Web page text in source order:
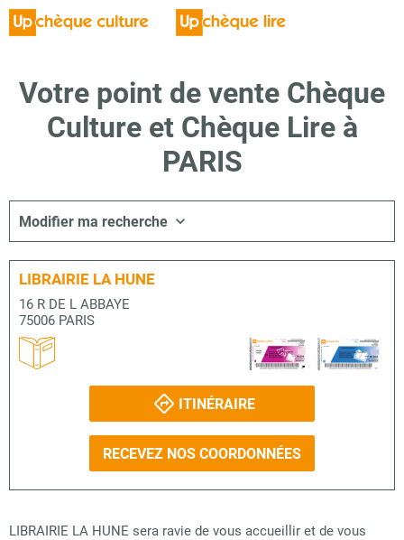
Votre point de vente Chèque
Culture et Chèque Lire à
PARIS
Modifier ma recherche
LIBRAIRIE LA HUNE
16 R DE L ABBAYE
75006 PARIS
ITINÉRAIRE
RECEVEZ NOS COORDONNÉES
LIBRAIRIE LA HUNE sera ravie de vous accueillir et de vous